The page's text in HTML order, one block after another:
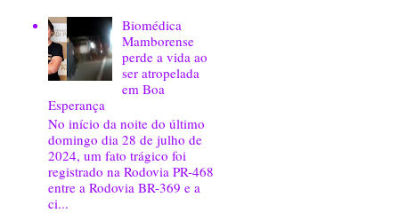
Biomédica
Mamborense
perde a vida ao
ser atropelada
em Boa
Esperança
No início da noite do último
domingo dia 28 de julho de
2024, um fato trágico foi
registrado na Rodovia PR-468
entre a Rodovia BR-369 e a
ci...